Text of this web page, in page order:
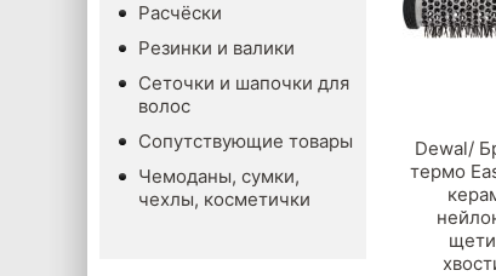
Расчёски
Резинки и валики
Сеточки и шапочки для
волос
Сопутствующие товары
Чемоданы, сумки,
чехлы, косметички
Dewal/
термо